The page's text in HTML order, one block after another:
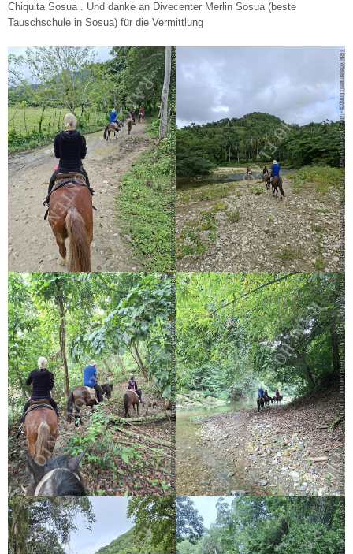
Chiquita Sosua . Und danke an Divecenter Merlin Sosua (beste
Tauschschule in Sosua) für die Vermittlung